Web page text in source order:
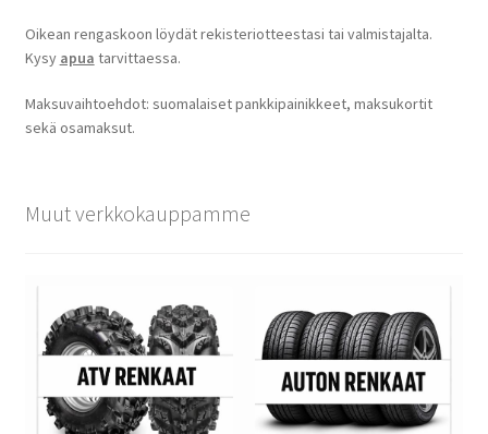
Oikean rengaskoon löydät rekisteriotteestasi tai valmistajalta.
Kysy apua tarvittaessa.
Maksuvaihtoehdot: suomalaiset pankkipainikkeet, maksukortit
sekä osamaksut.
Muut verkkokauppamme